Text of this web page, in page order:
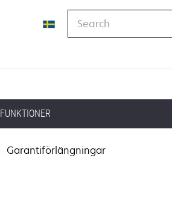
FUNKTIONER
Garantiförlängningar